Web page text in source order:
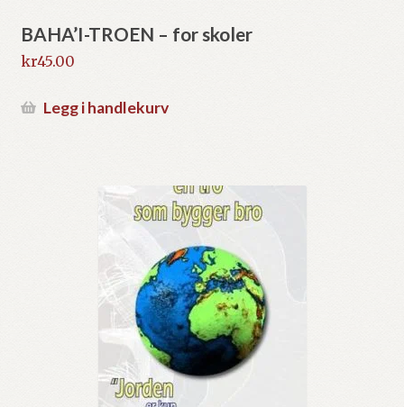
BAHA’I-TROEN – for skoler
kr45.00
Legg i handlekurv